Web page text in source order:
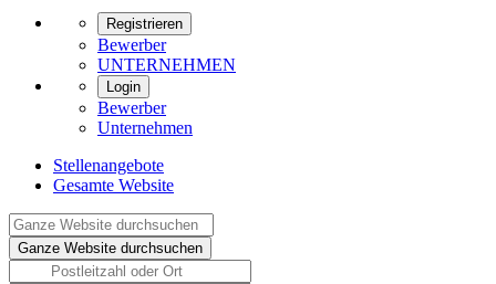
Registrieren
Bewerber
UNTERNEHMEN
Login
Bewerber
Unternehmen
Stellenangebote
Gesamte Website